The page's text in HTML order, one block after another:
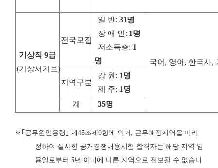
기상직 9급
(기상서기보)
전국모집
일 반: 31명
장 애 인: 1명
저소득층: 1
명
국어, 영어, 한국사,
지역구분
강 원 : 1명
제 주: 1명
계
35명
※ ｢ 공무원임용령 ｣ 제 45조제 9항에 의거 , 근무예정지역을 미리
정하여 실시한 공개 경쟁채용시험 합격자는 해당 지역 임
용일로부터 5년 이내에 다른 지역으로 전보될 수 없습니